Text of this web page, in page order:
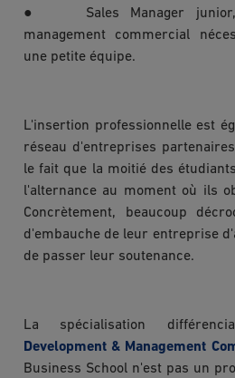
● Sales Manager junior,
management commercial
une petite équipe.
L'insertion professionnelle est
réseau d'entreprises
le fait que la moitié des
l'alternance au moment où ils
Concrètement, beaucoup
d'embauche de leur entreprise
de passer leur soutenance.
La spécialisation
Development & Management
Business School n'est pas un